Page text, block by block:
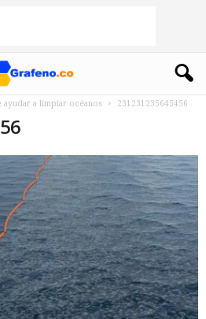
ayudar a limpiar océanos 231231235645456